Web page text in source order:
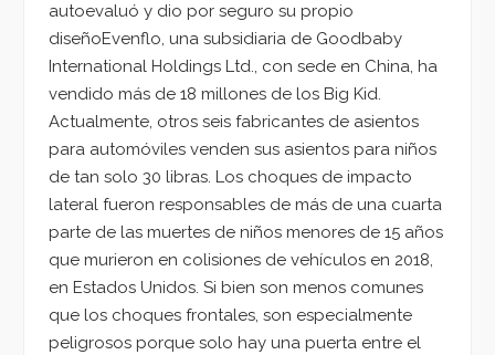
autoevaluó y dio por seguro su propio
diseñoEvenflo, una subsidiaria de Goodbaby
International Holdings Ltd., con sede en China, ha
vendido más de 18 millones de los Big Kid.
Actualmente, otros seis fabricantes de asientos
para automóviles venden sus asientos para niños
de tan solo 30 libras. Los choques de impacto
lateral fueron responsables de más de una cuarta
parte de las muertes de niños menores de 15 años
que murieron en colisiones de vehículos en 2018,
en Estados Unidos. Si bien son menos comunes
que los choques frontales, son especialmente
peligrosos porque solo hay una puerta entre el